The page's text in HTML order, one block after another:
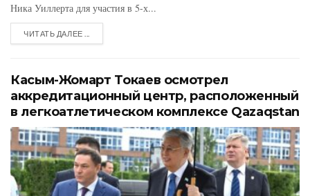
Ника Уиллерта для участия в 5-х...
ЧИТАТЬ ДАЛЕЕ ...
Касым-Жомарт Токаев осмотрел
аккредитационный центр, расположенный
в легкоатлетическом комплексе Qazaqstan